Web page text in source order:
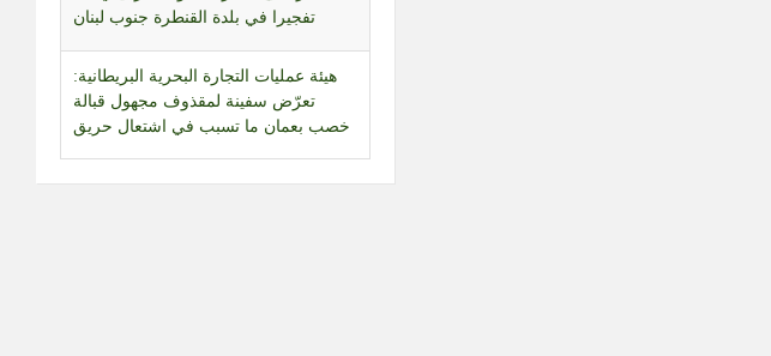
تفجيرا في بلدة القنطرة جنوب لبنان
هيئة عمليات التجارة البحرية البريطانية:
تعرّض سفينة لمقذوف مجهول قبالة
خصب بعمان ما تسبب في اشتعال حريق
تقرير مصور | وزير المالية: الاستقرار